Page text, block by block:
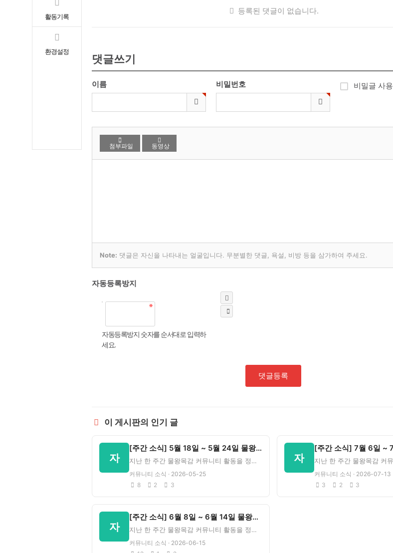
활동기록
환경설정
등록된 댓글이 없습니다.
댓글쓰기
이름 비밀번호 비밀글 사용
첨부파일 동영상
Note: 댓글은 자신을 나타내는 얼굴입니다. 무분별한 댓글, 욕설, 비방 등을 삼가하여 주세요.
자동등록방지
자동등록방지 숫자를 순서대로 입력하
세요.
댓글등록
이 게시판의 인기 글
자
[주간 소식] 5월 18일 ~ 5월 24일 물왕목감 커뮤니티
지난 한 주간 물왕목감 커뮤니티 활동을 정리했습니다.주간 통계방문수7,926회신규 회원1명새 게시글1건새 댓
커뮤니티 소식 · 2026-05-25
8
2 3
자
커뮤니티 소식 · 2026-07-13
3
2 3
자
[주간 소식] 6월 8일 ~ 6월 14일 물왕목감 커뮤니티
지난 한 주간 물왕목감 커뮤니티 활동을 정리했습니다.주간 통계방문수7,719회신규 회원0명새 게시글1건새 댓
커뮤니티 소식 · 2026-06-15